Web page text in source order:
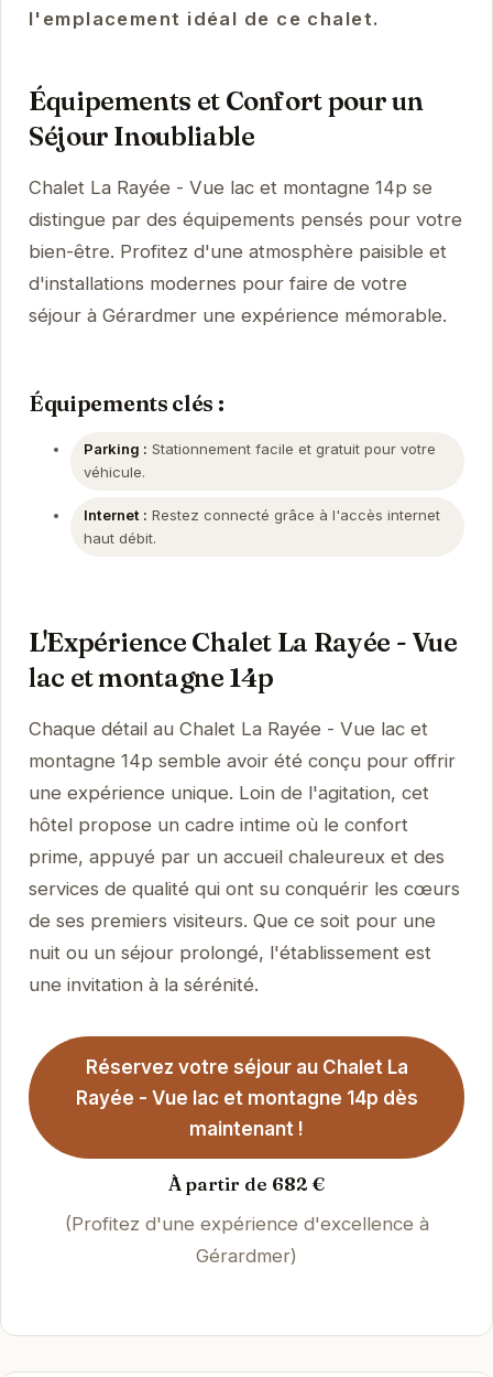
l'emplacement idéal de ce chalet.
Équipements et Confort pour un
Séjour Inoubliable
Chalet La Rayée - Vue lac et montagne 14p se
distingue par des équipements pensés pour votre
bien-être. Profitez d'une atmosphère paisible et
d'installations modernes pour faire de votre
séjour à Gérardmer une expérience mémorable.
Équipements clés :
Parking : Stationnement facile et gratuit pour votre
véhicule.
Internet : Restez connecté grâce à l'accès internet
haut débit.
L'Expérience Chalet La Rayée - Vue
lac et montagne 14p
Chaque détail au Chalet La Rayée - Vue lac et
montagne 14p semble avoir été conçu pour offrir
une expérience unique. Loin de l'agitation, cet
hôtel propose un cadre intime où le confort
prime, appuyé par un accueil chaleureux et des
services de qualité qui ont su conquérir les cœurs
de ses premiers visiteurs. Que ce soit pour une
nuit ou un séjour prolongé, l'établissement est
une invitation à la sérénité.
Réservez votre séjour au Chalet La
Rayée - Vue lac et montagne 14p dès
maintenant !
À partir de 682 €
(Profitez d'une expérience d'excellence à
Gérardmer)